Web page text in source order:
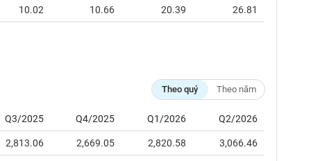
10.02 10.66 20.39 26.81
Theo quý Theo năm
Q3/2025 Q4/2025 Q1/2026 Q2/2026
2,813.06 2,669.05 2,820.58 3,066.46